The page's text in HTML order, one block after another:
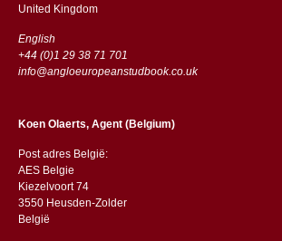
​​United Kingdom
English
+44 (0)1 29 38 71 701
info@angloeuropeanstudbook.co.uk
Koen Olaerts, Agent (Belgium)
Post adres België:
AES Belgie
Kiezelvoort 74
3550 Heusden-Zolder
België